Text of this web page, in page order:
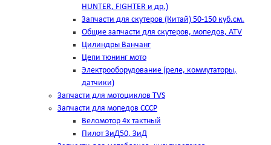
HUNTER, FIGHTER и др.)
Запчасти для скутеров (Китай) 50-150 куб.см.
Общие запчасти для скутеров, мопедов, ATV
Цилиндры Ванчанг
Цепи тюнинг мото
Электрооборудование (реле, коммутаторы,
датчики)
Запчасти для мотоциклов TVS
Запчасти для мопедов СССР
Веломотор 4х тактный
Пилот ЗиД50, ЗиД